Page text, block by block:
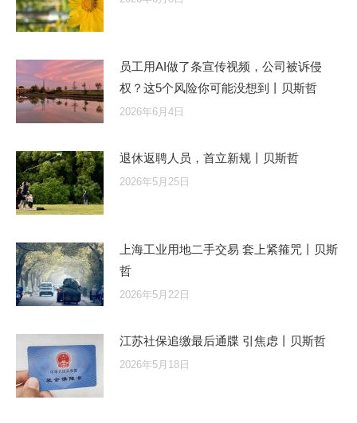
员工用AI做了条宣传视频，公司被诉侵
权？这5个风险你可能没想到丨贝斯哲
2026年6月4日
退休返聘人员，首立新规丨贝斯哲
2026年5月25日
上海工业用地二手交易 套上紧箍咒丨贝斯
哲
2026年5月22日
江苏社保追缴最后通牒 引焦虑丨贝斯哲
2026年5月18日